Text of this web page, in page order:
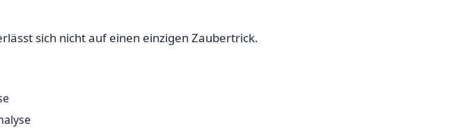
sich nicht auf einen einzigen Zaubertrick.